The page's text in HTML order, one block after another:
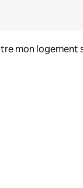
mon logement